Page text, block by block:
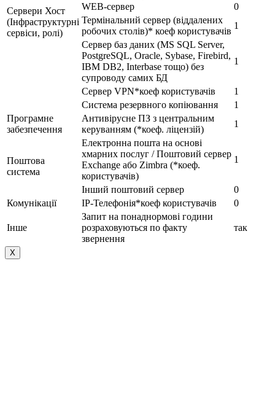
Сервери Хост
(Інфраструктурні
сервіси, ролі)
WEB-сервер
0
Термінальний сервер (віддалених
робочих столів)* коеф користувачів
1
Сервер баз даних (MS SQL Server,
PostgreSQL, Oracle, Sybase, Firebird,
IBM DB2, Interbase тощо) без
супроводу самих БД
1
Сервер VPN*коеф користувачів
1
Система резервного копіювання
1
Програмне
забезпечення
Антивірусне ПЗ з центральним
керуванням (*коеф. ліцензій)
1
Поштова
система
Електронна пошта на основі
хмарних послуг / Поштовий сервер
Exchange або Zimbra (*коеф.
користувачів)
1
Інший поштовий сервер
0
Комунікації
IP-Телефонія*коеф користувачів 0
Інше
Запит на понаднормові години
розраховуються по факту
звернення
так
Х